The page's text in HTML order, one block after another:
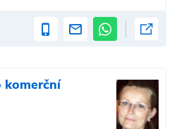
komerční